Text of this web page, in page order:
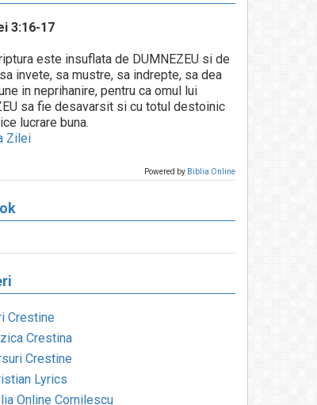
3:16-17
este insuflata de DUMNEZEU si de
invete, sa mustre, sa indrepte, sa dea
in neprihanire, pentru ca omul lui
sa fie desavarsit si cu totul destoinic
lucrare buna.
Zilei
Powered by Biblia Online
Crestine
Crestina
Crestine
Lyrics
Online Cornilescu